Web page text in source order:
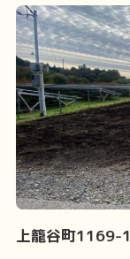
上籠谷町